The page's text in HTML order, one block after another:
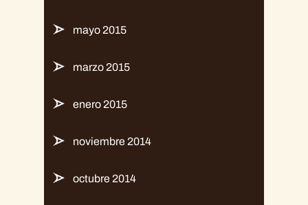
mayo 2015
marzo 2015
enero 2015
noviembre 2014
octubre 2014